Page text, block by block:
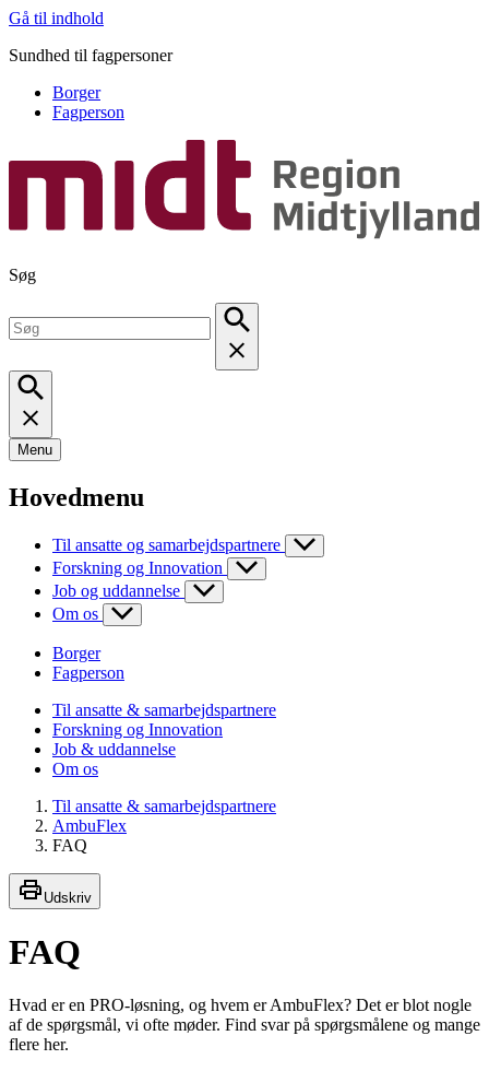
Gå til indhold
Sundhed til fagpersoner
Borger
Fagperson
Søg
Menu
Hovedmenu
Til ansatte og samarbejdspartnere
Forskning og Innovation
Job og uddannelse
Om os
Borger
Fagperson
Til ansatte & samarbejdspartnere
Forskning og Innovation
Job & uddannelse
Om os
Til ansatte & samarbejdspartnere
AmbuFlex
FAQ
Udskriv
FAQ
Hvad er en PRO-løsning, og hvem er AmbuFlex? Det er blot nogle
af de spørgsmål, vi ofte møder. Find svar på spørgsmålene og mange
flere her.